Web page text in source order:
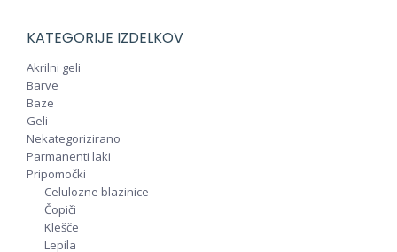
KATEGORIJE IZDELKOV
Akrilni geli
Barve
Baze
Geli
Nekategorizirano
Parmanenti laki
Pripomočki
Celulozne blazinice
Čopiči
Klešče
Lepila